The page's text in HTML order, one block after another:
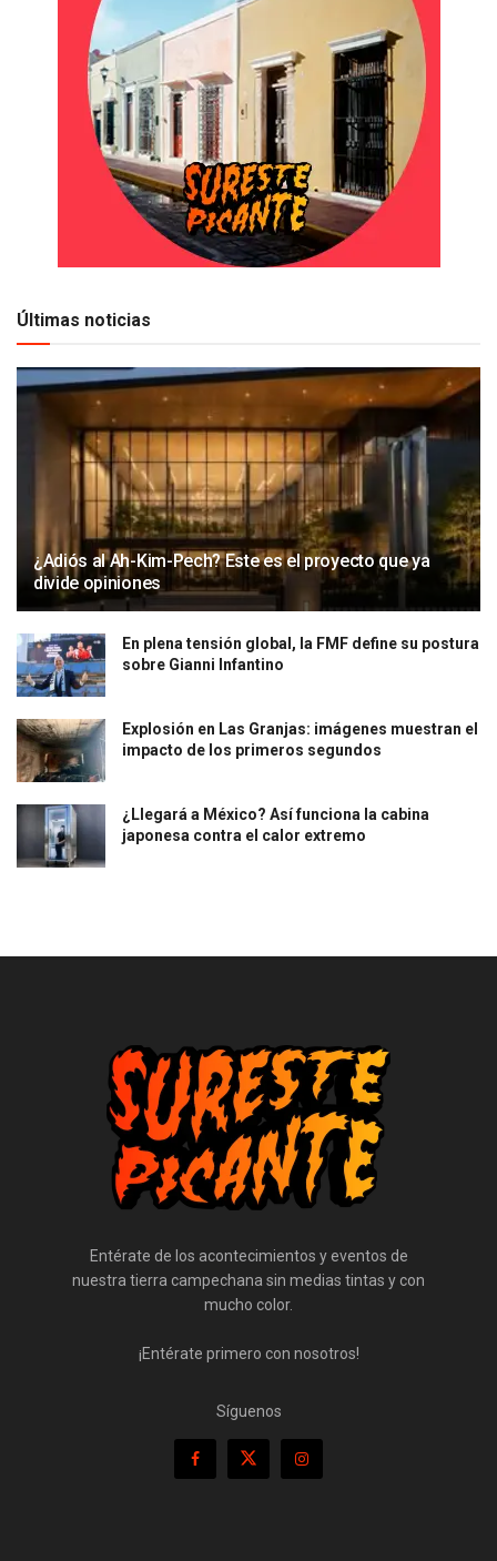
Últimas noticias
¿Adiós al Ah-Kim-Pech? Este es el proyecto que ya
divide opiniones
En plena tensión global, la FMF define su postura
sobre Gianni Infantino
Explosión en Las Granjas: imágenes muestran el
impacto de los primeros segundos
¿Llegará a México? Así funciona la cabina
japonesa contra el calor extremo
Entérate de los acontecimientos y eventos de
nuestra tierra campechana sin medias tintas y con
mucho color.
¡Entérate primero con nosotros!
Síguenos